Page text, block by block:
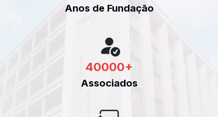
Anos de Fundação
40000+
Associados